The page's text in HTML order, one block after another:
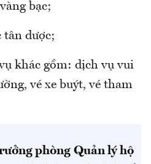
bạc;
tân dược;
khác gồm: dịch vụ vui
vé xe buýt, vé tham
phòng Quản lý hộ